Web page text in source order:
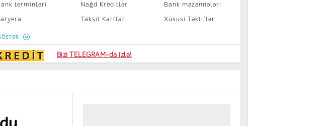
terminləri
inkişaf
Nağd Kreditlər
Taksit Kartlar
Kart sifarişi
Bank məzənnələri
Xüsusi Təkliflər
Bizi TELEGRAM-da izlə!